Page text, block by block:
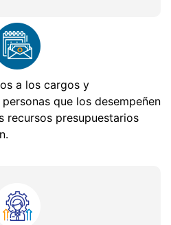
a los cargos y
que los desempeñen
recursos presupuestarios